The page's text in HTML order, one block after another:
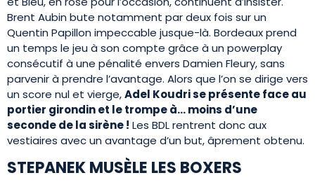
Brent Aubin bute notamment par deux fois sur un
Quentin Papillon impeccable jusque-là. Bordeaux prend
un temps le jeu à son compte grâce à un powerplay
consécutif à une pénalité envers Damien Fleury, sans
parvenir à prendre l’avantage. Alors que l’on se dirige vers
un score nul et vierge,Adel Koudri se présente face au
portier girondin et le trompe à… moins d’une
seconde de la sirène ! Les BDL rentrent donc aux
vestiaires avec un avantage d’un but, âprement obtenu.
STEPANEK MUSÈLE LES BOXERS